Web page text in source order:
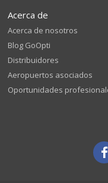
Acerca de
Acerca de nosotros
Blog GoOpti
Distribuidores
Aeropuertos asociados
Oportunidades